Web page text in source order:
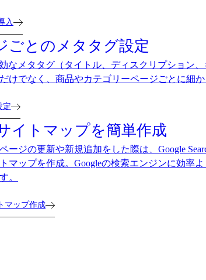
入
ごとのメタタグ設定
なメタタグ（タイトル、ディスクリプション
けでなく、商品やカテゴリーページごとに細か
定
イトマップを簡単作成
ージの更新や新規追加をした際は、Google
マップを作成。Googleの検索エンジンに効率
。
マップ作成